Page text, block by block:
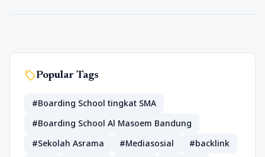
sellPopular Tags
#Boarding School tingkat SMA
#Boarding School Al Masoem Bandung
#Sekolah Asrama
#Mediasosial
#backlink